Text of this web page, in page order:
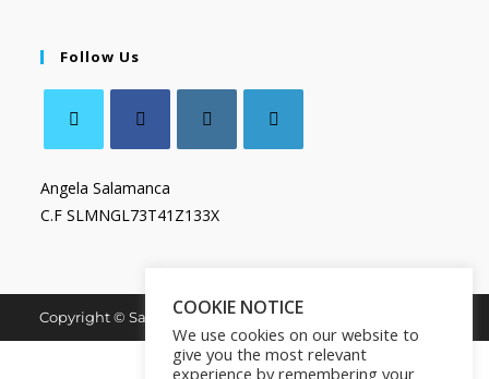
Follow Us
Angela Salamanca
C.F SLMNGL73T41Z133X
Copyright © Salamanca Book & Store. All Rights Reserved.
COOKIE NOTICE
We use cookies on our website to
give you the most relevant
experience by remembering your